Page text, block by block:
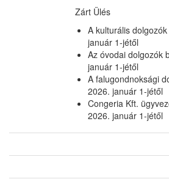
Zárt Ülés
A kulturális
január 1-jétől
Az óvodai dolgozók
január 1-jétől
A falugondnoksági
2026. január 1-jétől
Congeria Kft.
2026. január 1-jétől